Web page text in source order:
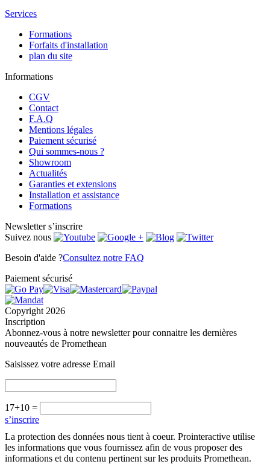
Services
Formations
Forfaits d'installation
plan du site
Informations
CGV
Contact
F.A.Q
Mentions légales
Paiement sécurisé
Qui sommes-nous ?
Showroom
Actualités
Garanties et extensions
Installation et assistance
Formations
Newsletter s’inscrire
Suivez nous
Besoin d'aide ?Consultez notre FAQ
Paiement sécurisé
Copyright 2026
Inscription
Abonnez-vous à notre newsletter pour connaitre les dernières
nouveautés de Promethean
Saisissez votre adresse Email
17+10 =
s’inscrire
La protection des données nous tient à coeur. Prointeractive utilise
les informations que vous fournissez afin de vous proposer des
informations et du contenu pertinent sur les produits Promethean.